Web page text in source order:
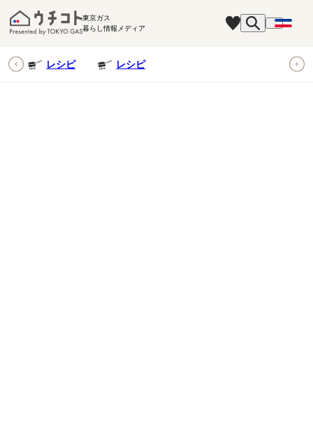
東京ガス
暮らし情報メディア
レシピ レシピ